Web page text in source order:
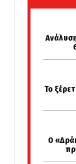
Το
Ο